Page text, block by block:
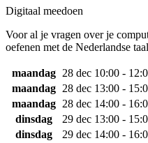
Digitaal meedoen
Voor al je vragen over je
oefenen met de Nederlandse
maandag 28 dec 10:00 -
maandag
28 dec 13:00 -
maandag
28 dec 14:00 -
dinsdag
29 dec 13:00 -
dinsdag
29 dec 14:00 -